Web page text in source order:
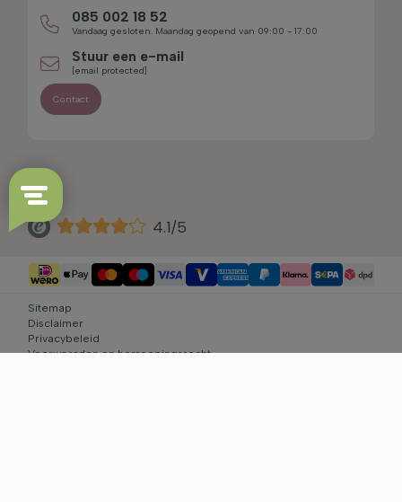
085 002 18 52
Vandaag gesloten. Maandag geopend van 09:00 - 17:00
Stuur een e-mail
[email protected]
Contact
4.1/5
Sitemap
Disclaimer
Privacybeleid
Voorwaarden en herroepingsrecht